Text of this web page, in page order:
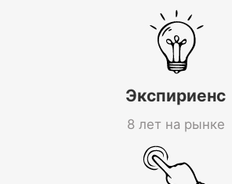
Экспириенс
8 лет на рынке